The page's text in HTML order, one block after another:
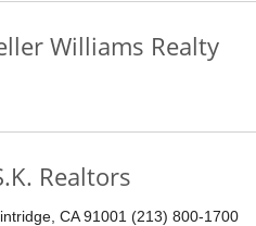
Williams Realty
Realtors
CA 91001 (213) 800-1700